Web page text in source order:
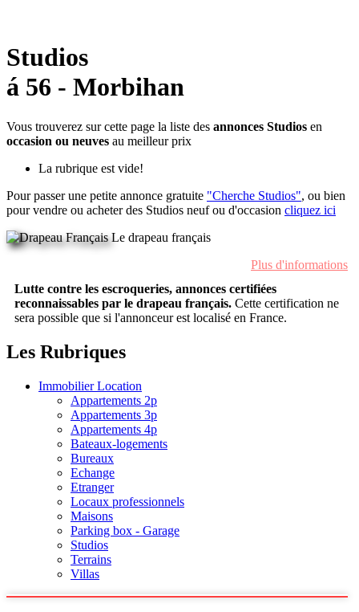
Studios
á 56 - Morbihan
Vous trouverez sur cette page la liste des annonces Studios en
occasion ou neuves au meilleur prix
La rubrique est vide!
Pour passer une petite annonce gratuite "Cherche Studios", ou bien
pour vendre ou acheter des Studios neuf ou d'occasion cliquez ici
Le drapeau français
Plus d'informations
Lutte contre les escroqueries, annonces certifiées
reconnaissables par le drapeau français. Cette certification ne
sera possible que si l'annonceur est localisé en France.
Les Rubriques
Immobilier Location
Appartements 2p
Appartements 3p
Appartements 4p
Bateaux-logements
Bureaux
Echange
Etranger
Locaux professionnels
Maisons
Parking box - Garage
Studios
Terrains
Villas